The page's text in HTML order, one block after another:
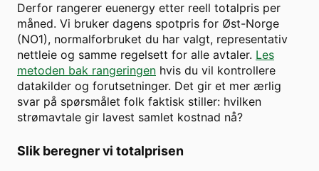
Derfor rangerer euenergy etter reell totalpris per
måned. Vi bruker dagens spotpris for Øst-Norge
(NO1), normalforbruket du har valgt, representativ
nettleie og samme regelsett for alle avtaler. Les
metoden bak rangeringen hvis du vil kontrollere
datakilder og forutsetninger. Det gir et mer ærlig
svar på spørsmålet folk faktisk stiller: hvilken
strømavtale gir lavest samlet kostnad nå?
Slik beregner vi totalprisen